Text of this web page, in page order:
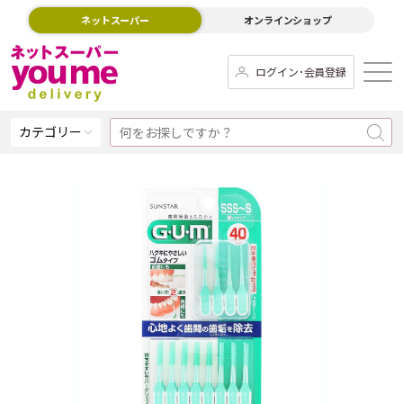
ネットスーパー オンラインショップ
ログイン･会員登録
カテゴリー